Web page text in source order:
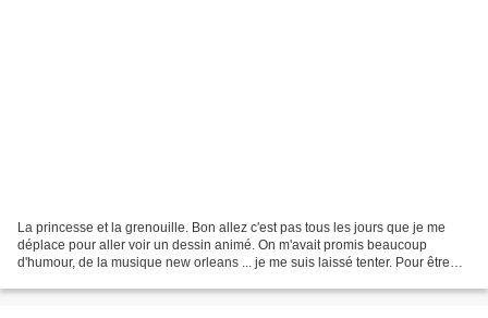
La princesse et la grenouille. Bon allez c'est pas tous les jours que je me
déplace pour aller voir un dessin animé. On m'avait promis beaucoup
d'humour, de la musique new orleans ... je me suis laissé tenter. Pour être